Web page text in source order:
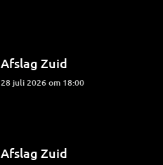
Afslag Zuid
28 juli 2026 om 18:00
Afslag Zuid